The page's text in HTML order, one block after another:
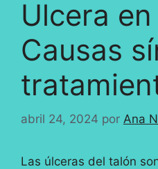
Ulcera
Causas
abril 24, 2024 por Ana
Las úlceras del talón